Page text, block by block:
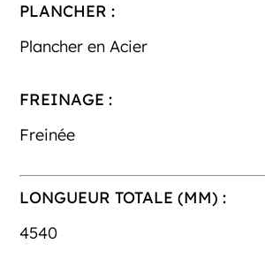
PLANCHER :
Plancher en Acier
FREINAGE :
Freinée
LONGUEUR TOTALE (MM) :
4540